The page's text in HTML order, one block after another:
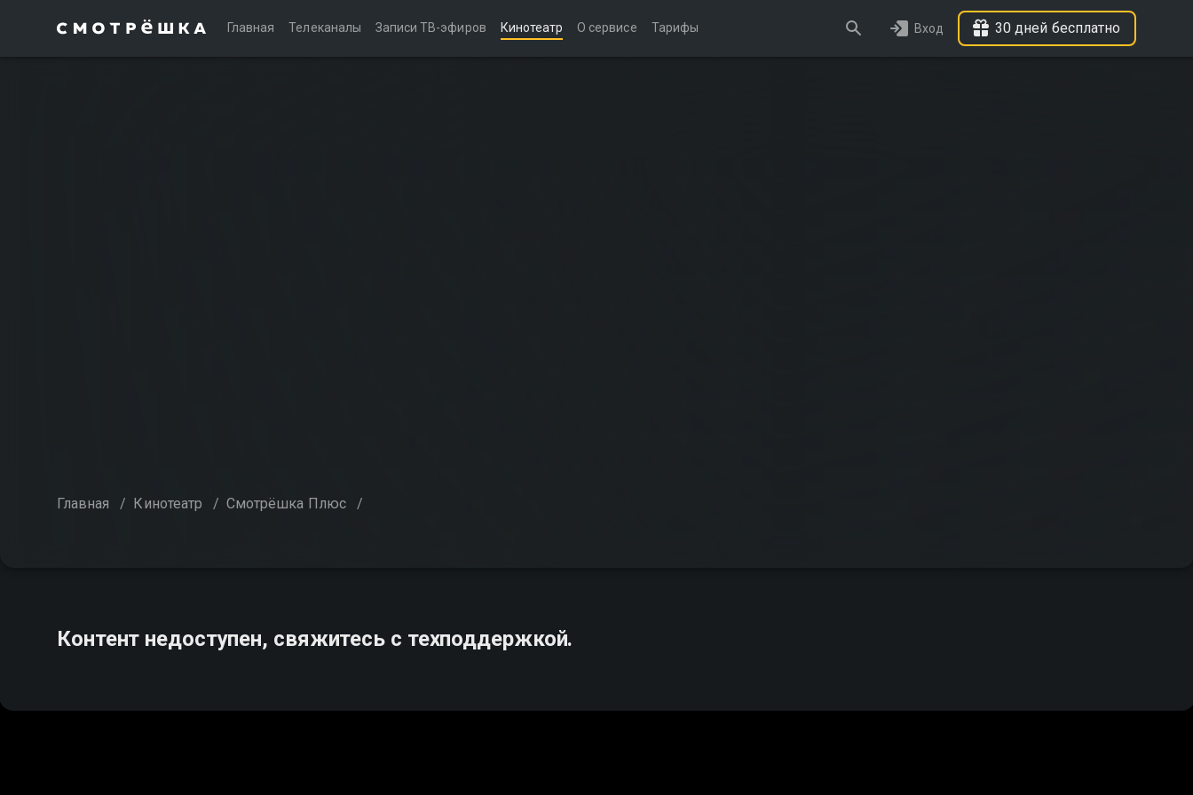
Главная Телеканалы Записи ТВ-эфиров Кинотеатр О сервисе Тарифы Вход 30 дней бесплатно
Главная / Кинотеатр / Смотрёшка Плюс /
Контент недоступен, свяжитесь с техподдержкой.